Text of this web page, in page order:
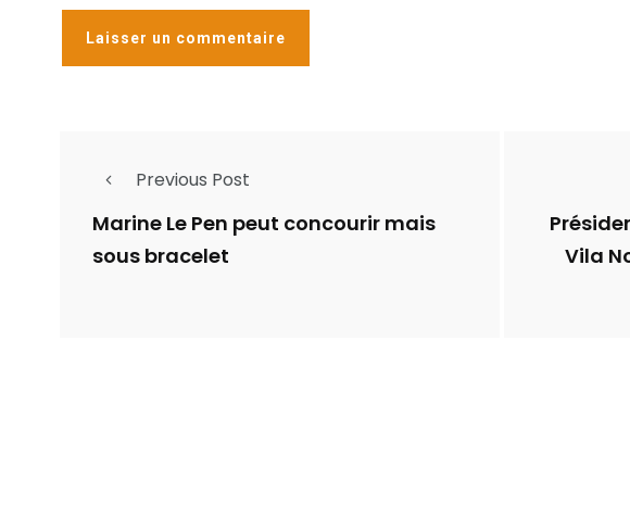
Previous Post
Marine Le Pen peut concourir mais
sous bracelet
Vila